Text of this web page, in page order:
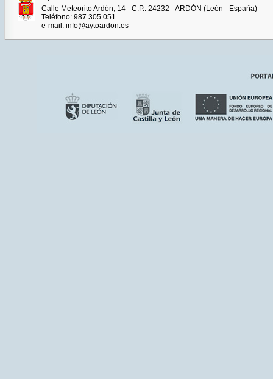
Calle Meteorito Ardón, 14 - C.P.: 24232 - ARDÓN (León - España)
Teléfono: 987 305 051
e-mail: info@aytoardon.es